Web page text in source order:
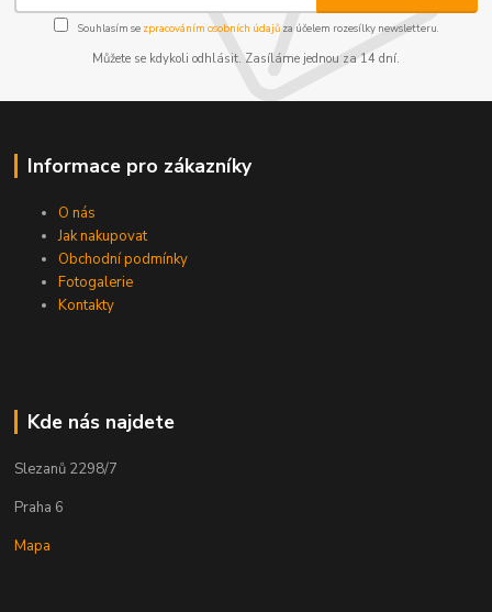
Souhlasím se zpracováním osobních údajůza účelem rozesílky newsletteru.
Můžete se kdykoli odhlásit. Zasíláme jednou za 14 dní.
Informace pro zákazníky
O nás
Jak nakupovat
Obchodní podmínky
Fotogalerie
Kontakty
Kde nás najdete
Slezanů 2298/7
Praha 6
Mapa